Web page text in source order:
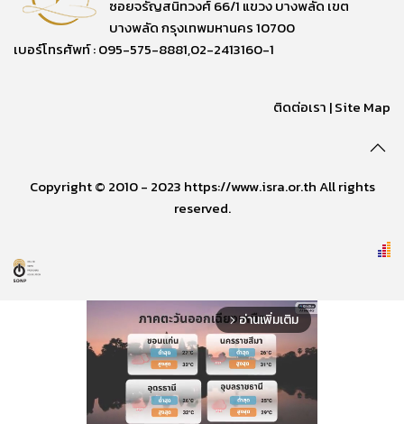
ซอยจรัญสนิทวงศ์ 66/1 แขวง บางพลัด เขต
บางพลัด กรุงเทพมหานคร 10700
เบอร์โทรศัพท์ : 095-575-8881,02-2413160-1
ติดต่อเรา |Site Map
Copyright © 2010 - 2023 https://www.isra.or.th All rights
reserved.
arrow_forward_ios อ่านเพิ่มเติม